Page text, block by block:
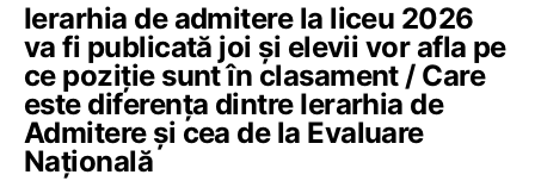
Ierarhia de admitere la liceu 2026
va fi publicată joi și elevii vor afla pe
ce poziție sunt în clasament / Care
este diferența dintre Ierarhia de
Admitere și cea de la Evaluare
Națională